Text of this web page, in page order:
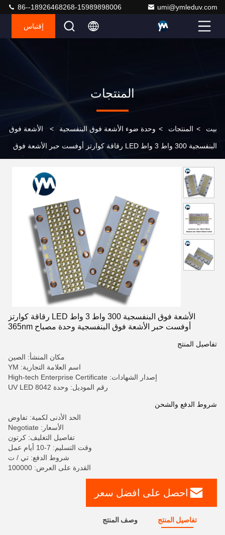
umi@ymleduv.com
86--18926468268-15989898006
إقتباس
المنتجات
بيت > المنتجات > وحدة ضوء الأشعة فوق البنفسجية > الأشعة فوق
البنفسجية 300 واط 3 واط LED رقاقة كوارتز أوفست حبر الأشعة فوق
الأشعة فوق البنفسجية 300 واط 3 واط LED رقاقة كوارتز
أوفست حبر الأشعة فوق البنفسجية وحدة مصباح 365nm
تفاصيل المنتج
مكان المنشأ: الصين
اسم العلامة التجارية: YM
إصدار الشهادات: High-tech Enterprise Certificate
رقم الموديل: وحدة UV LED 8042
شروط الدفع والشحن
الحد الأدنى لكمية: تفاوض
الأسعار: Negotiate
تفاصيل التغليف: كرتون
وقت التسليم: 7-10 أيام عمل
شروط الدفع: تي / ت
القدرة على العرض: 100000
احصل على افضل سعر
تفاصيل المنتج وصف المنتج